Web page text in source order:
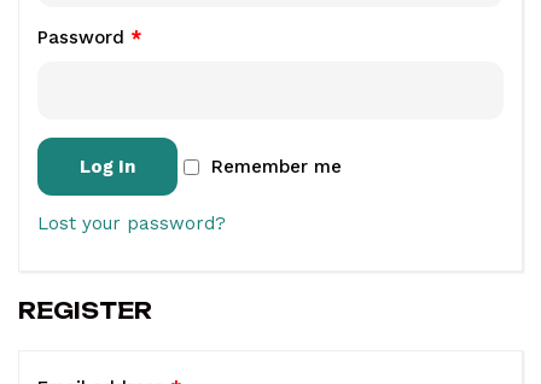
Password *
Remember me
Log In
Lost your password?
REGISTER